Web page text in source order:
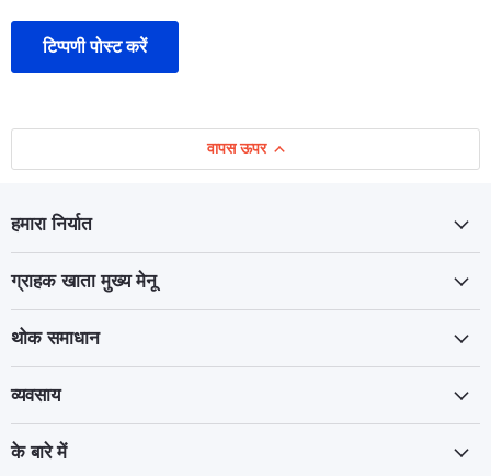
टिप्पणी पोस्ट करें
वापस ऊपर
हमारा निर्यात
ग्राहक खाता मुख्य मेनू
थोक समाधान
व्यवसाय
के बारे में